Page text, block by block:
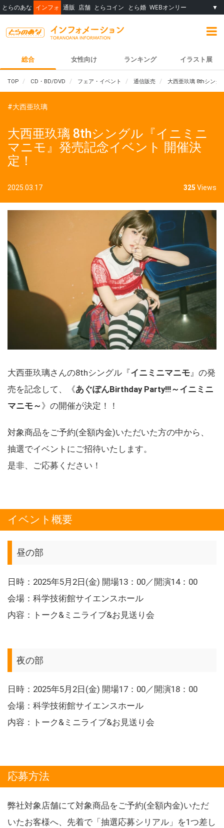
とらのあな インフォ 通販 店舗 とらコイン とら婚 WEBオンリー ▼
総合 女性向け ランキング イラスト展
TOP CD・BD/DVD フェア・イベント 通信販売 大西亜玖璃 8thシング
#大西亜玖璃
大西亜玖璃 8thシングル『イニミニ
マニモ』発売記念イベント 開催決
定！
2025.03.17 325 Views
大西亜玖璃さんの8thシングル『イニミニマニモ』の発
売を記念して、《あぐぽんBirthday Party!!!～イニミニ
マニモ～ 》の開催が決定！！
対象商品をご予約(全額内金)いただいた方の中から、
抽選でイベントにご招待いたします。
是非、ご応募ください！
イベント概要
昼の部
日時：2025年5月2日(金) 開場13：00／開演14：00
会場：科学技術館サイエンスホール
内容：トーク&ミニライブ&お見送り会
夜の部
日時：2025年5月2日(金) 開場17：00／開演18：00
会場：科学技術館サイエンスホール
内容：トーク&ミニライブ&お見送り会
応募方法
弊社対象店舗にて対象商品をご予約(全額内金)いただ
いたお客様へ、先着で「抽選応募シリアル」を1つ差し